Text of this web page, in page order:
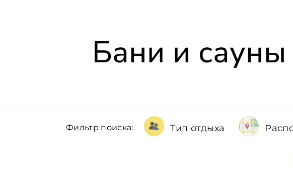
Бани и
Фильтр поиска: Тип отдыха